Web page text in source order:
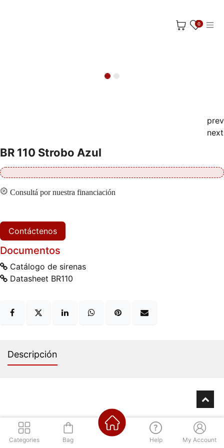
0
prev
next
BR 110 Strobo Azul
Consultá por nuestra financiación
Contáctenos
Documentos
Catálogo de sirenas
Datasheet BR110
Descripción
Categories Bag Help My Account
Los mejores precios